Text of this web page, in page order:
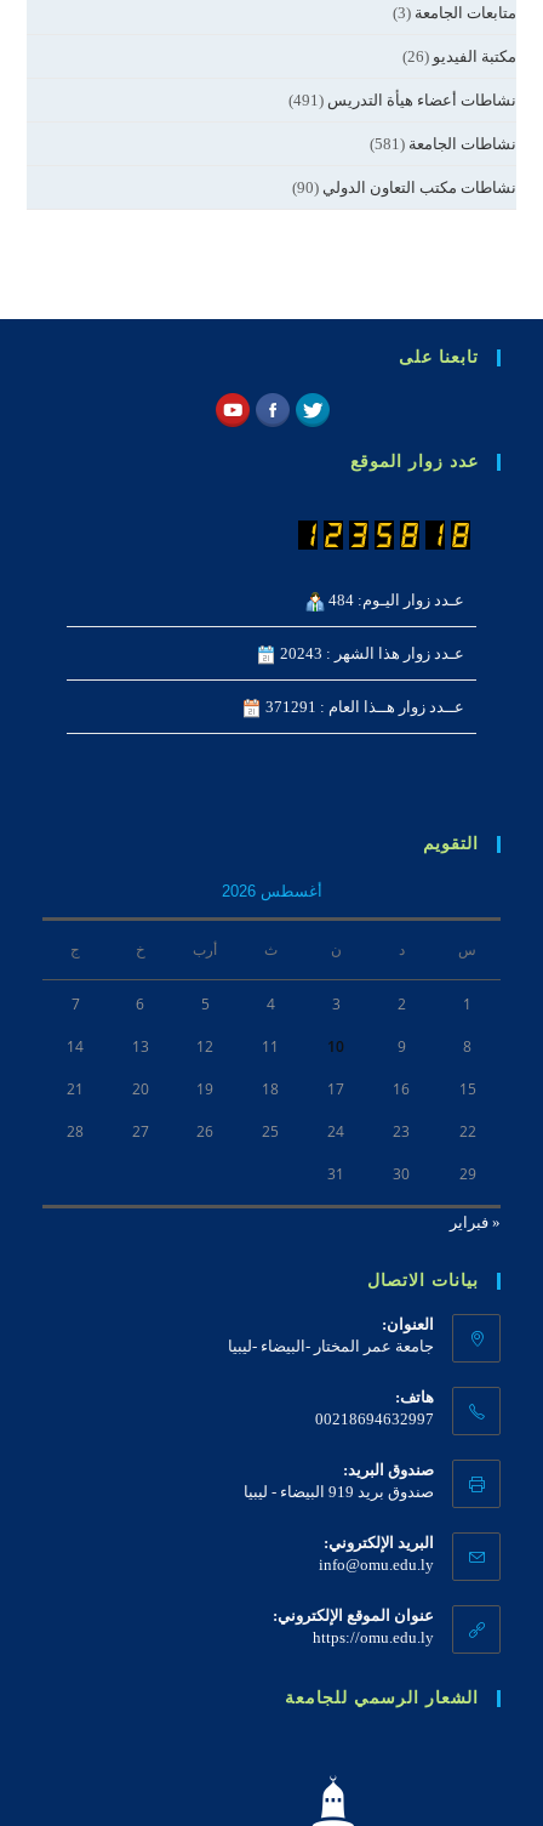
متابعات الجامعة (3)
مكتبة الفيديو (26)
نشاطات أعضاء هيأة التدريس (491)
نشاطات الجامعة (581)
نشاطات مكتب التعاون الدولي (90)
تابعنا على
عدد زوار الموقع
عـدد زوار اليـوم: 484
عـدد زوار هذا الشهر : 20243
عــدد زوار هــذا العام : 371291
التقويم
أغسطس 2026
س د ن ث أرب خ ج
1
2
3
4
5
6
7
8
9
10
11
12
13
14
15
16
17
18
19
20
21
22
23
24
25
26
27
28
29
30
31
« فبراير
بيانات الاتصال
العنوان:
جامعة عمر المختار -البيضاء -ليبيا
هاتف:
00218694632997
صندوق البريد:
صندوق بريد 919 البيضاء - ليبيا
البريد الإلكتروني:
info@omu.edu.ly
عنوان الموقع الإلكتروني:
https://omu.edu.ly
الشعار الرسمي للجامعة